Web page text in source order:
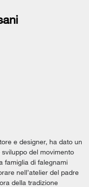
e designer, ha dato un
del movimento
famiglia di falegnami
nell’atelier del padre
della tradizione